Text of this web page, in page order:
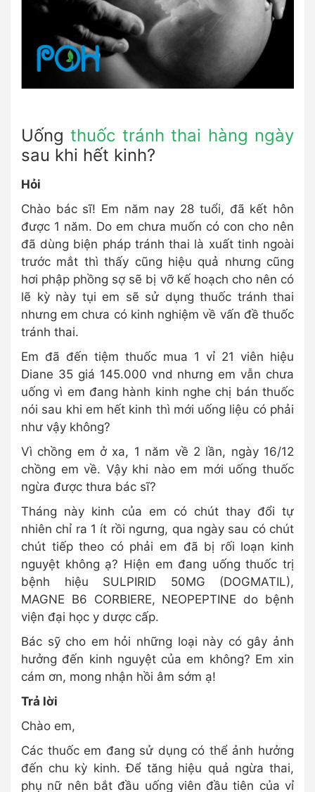
Uốngthuốc tránh thai hàng ngày
sau khi hết kinh?
Hỏi
Chào bác sĩ! Em năm nay 28 tuổi, đã kết hôn
được 1 năm. Do em chưa muốn có con cho nên
đã dùng biện pháp tránh thai là xuất tinh ngoài
trước mắt thì thấy cũng hiệu quả nhưng cũng
hơi phập phồng sợ sẽ bị vỡ kế hoạch cho nên có
lẽ kỳ này tụi em sẽ sử dụng thuốc tránh thai
nhưng em chưa có kinh nghiệm về vấn đề thuốc
tránh thai.
Em đã đến tiệm thuốc mua 1 vỉ 21 viên hiệu
Diane 35 giá 145.000 vnd nhưng em vẫn chưa
uống vì em đang hành kinh nghe chị bán thuốc
nói sau khi em hết kinh thì mới uống liệu có phải
như vậy không?
Vì chồng em ở xa, 1 năm về 2 lần, ngày 16/12
chồng em về. Vậy khi nào em mới uống thuốc
ngừa được thưa bác sĩ?
Tháng này kinh của em có chút thay đổi tự
nhiên chỉ ra 1 ít rồi ngưng, qua ngày sau có chút
chút tiếp theo có phải em đã bị rối loạn kinh
nguyệt không ạ? Hiện em đang uống thuốc trị
bệnh hiệu SULPIRID 50MG (DOGMATIL),
MAGNE B6 CORBIERE, NEOPEPTINE do bệnh
viện đại học y dược cấp.
Bác sỹ cho em hỏi những loại này có gây ảnh
hưởng đến kinh nguyệt của em không? Em xin
cám ơn, mong nhận hồi âm sớm ạ!
Trả lời
Chào em,
Các thuốc em đang sử dụng có thể ảnh hưởng
đến chu kỳ kinh. Để tăng hiệu quả ngừa thai,
phụ nữ nên bắt đầu uống viên đầu tiên của vỉ